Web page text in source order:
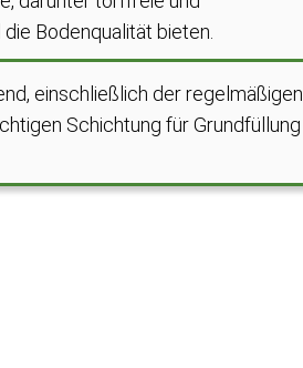
Bodenqualität bieten.
einschließlich der regelmäßigen
Schichtung für Grundfüllung